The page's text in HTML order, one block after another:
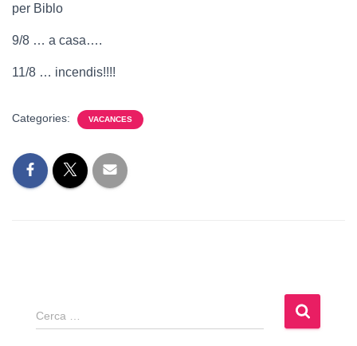
per Biblo
9/8 … a casa….
11/8 … incendis!!!!
Categories: VACANCES
Cerca:
Cerca …